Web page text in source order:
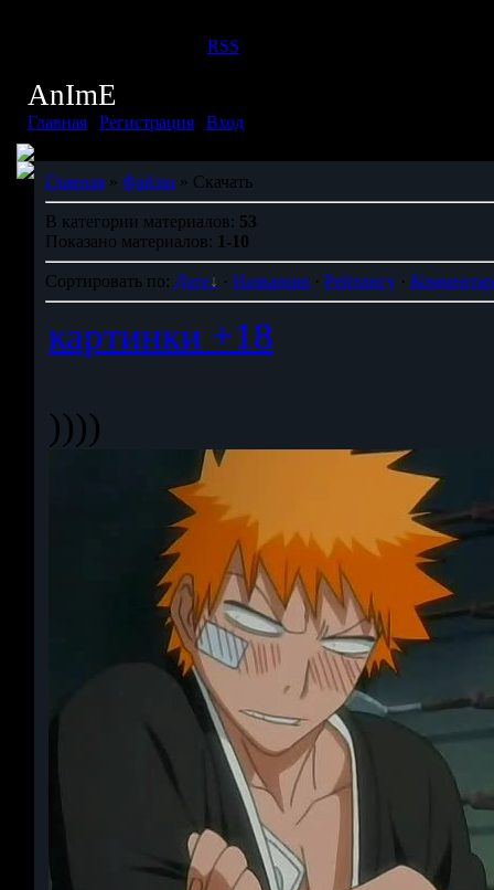
RSS
AnImE
Главная Регистрация Вход
Главная » Файлы » Скачать
В категории материалов: 53
Показано материалов: 1-10
Сортировать по: Дате · Названию · Рейтингу ·
картинки +18
))))